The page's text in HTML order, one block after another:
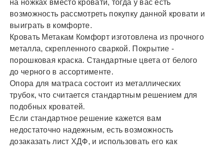
на ножках вместо кровати, тогда у вас есть
возможность рассмотреть покупку данной кровати и
выиграть в комфорте.
Кровать Метакам Комфорт изготовлена из прочного
металла, скрепленного сваркой. Покрытие -
порошковая краска. Стандартные цвета от белого
до черного в ассортименте.
Опора для матраса состоит из металлических
трубок, что считается стандартным решением для
подобных кроватей.
Если стандартное решение кажется вам
недостаточно надежным, есть возможность
дозаказать лист ХДФ, и использовать его как